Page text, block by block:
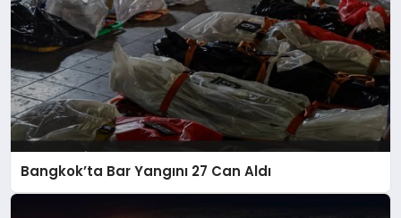
Bangkok’ta Bar Yangını 27 Can Aldı